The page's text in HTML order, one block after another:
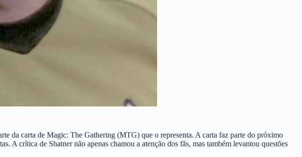
da carta de Magic: The Gathering (MTG) que o representa. A carta faz parte do próximo
A crítica de Shatner não apenas chamou a atenção dos fãs, mas também levantou questões